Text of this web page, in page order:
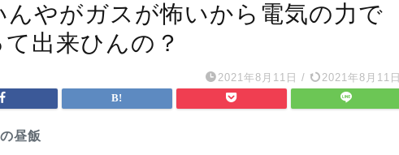
んやがガスが怖いから電気の力で
出来ひんの？
2021年8月11日 / 2021年8月11日
昼飯